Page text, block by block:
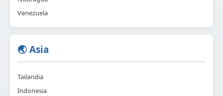
Venezuela
🌏 Asia
Tailandia
Indonesia